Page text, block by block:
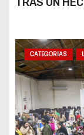
CATEGORIAS